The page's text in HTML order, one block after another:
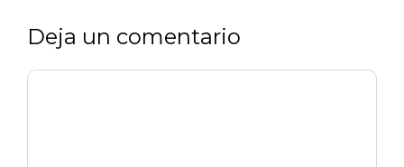
Deja un comentario
Comentario
Nombre
Correo
Web